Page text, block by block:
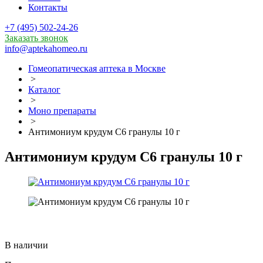
Контакты
+7 (495) 502-24-26
Заказать звонок
info@aptekahomeo.ru
Гомеопатическая аптека в Москве
>
Каталог
>
Моно препараты
>
Антимониум крудум С6 гранулы 10 г
Антимониум крудум С6 гранулы 10 г
В наличии